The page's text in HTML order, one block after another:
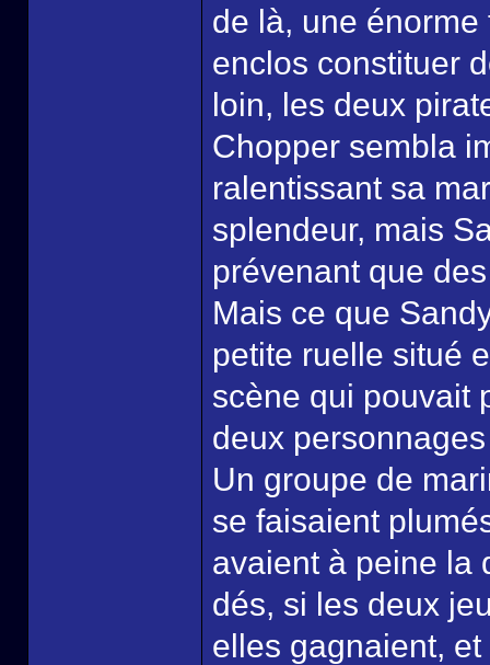
de là, une
enclos constituer
loin, les deux
Chopper sembla
ralentissant sa
splendeur, mais
prévenant que
Mais ce que
petite ruelle situé
scène qui pouvait
deux
Un groupe de
se faisaient
avaient à peine la
dés, si les deux
elles gagnaient,